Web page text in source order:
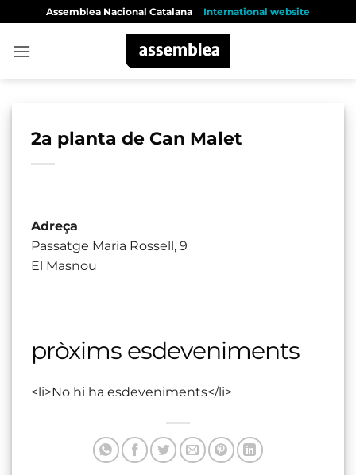
content
Assemblea Nacional Catalana International website
2a planta de Can Malet
Adreça
Passatge Maria Rossell, 9
El Masnou
pròxims esdeveniments
<li>No hi ha esdeveniments</li>